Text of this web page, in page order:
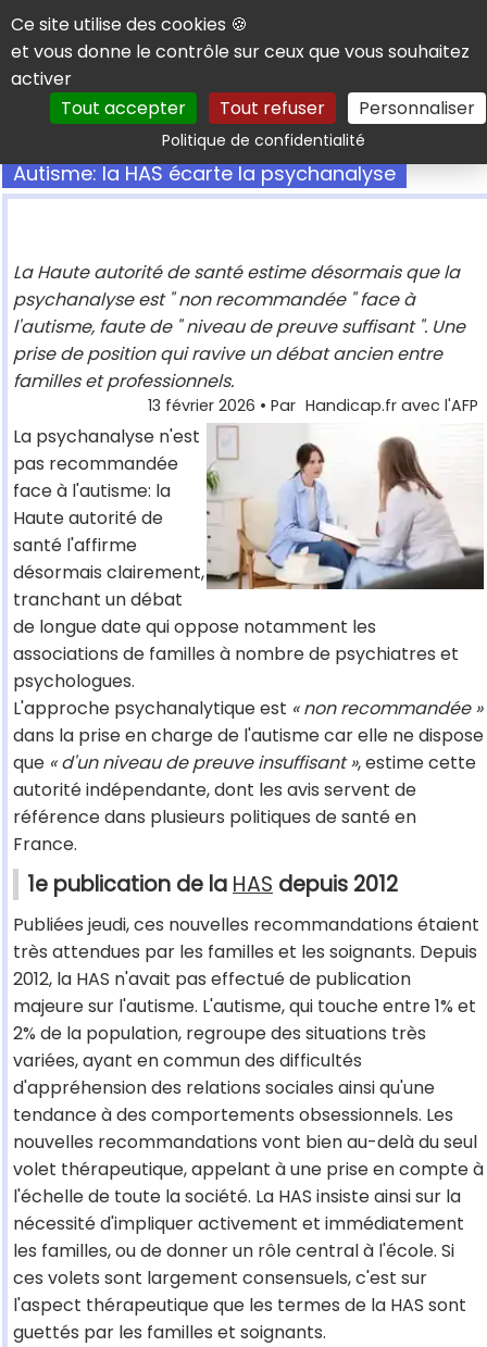
Panneau de gestion des cookies
Ce site utilise des cookies 🍪
et vous donne le contrôle sur ceux que vous souhaitez
activer
Tout accepter
Tout refuser Personnaliser
Politique de confidentialitéRechercher
Autisme: la HAS écarte la psychanalyse
La Haute autorité de santé estime désormais que la
psychanalyse est " non recommandée " face à
l'autisme, faute de " niveau de preuve suffisant ". Une
prise de position qui ravive un débat ancien entre
familles et professionnels.
13 février 2026 • Par Handicap.fr avec l'AFP
La psychanalyse n'est
pas recommandée
face à l'autisme: la
Haute autorité de
santé l'affirme
désormais clairement,
tranchant un débat
de longue date qui oppose notamment les
associations de familles à nombre de psychiatres et
psychologues.
L'approche psychanalytique est « non recommandée »
dans la prise en charge de l'autisme car elle ne dispose
que « d'un niveau de preuve insuffisant », estime cette
autorité indépendante, dont les avis servent de
référence dans plusieurs politiques de santé en
France.
1e publication de la HAS depuis 2012
Publiées jeudi, ces nouvelles recommandations étaient
très attendues par les familles et les soignants. Depuis
2012, la HAS n'avait pas effectué de publication
majeure sur l'autisme. L'autisme, qui touche entre 1% et
2% de la population, regroupe des situations très
variées, ayant en commun des difficultés
d'appréhension des relations sociales ainsi qu'une
tendance à des comportements obsessionnels. Les
nouvelles recommandations vont bien au-delà du seul
volet thérapeutique, appelant à une prise en compte à
l'échelle de toute la société. La HAS insiste ainsi sur la
nécessité d'impliquer activement et immédiatement
les familles, ou de donner un rôle central à l'école. Si
ces volets sont largement consensuels, c'est sur
l'aspect thérapeutique que les termes de la HAS sont
guettés par les familles et soignants.